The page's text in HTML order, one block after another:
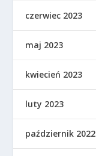
czerwiec 2023
maj 2023
kwiecień 2023
luty 2023
październik 2022